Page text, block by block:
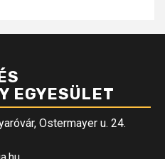
EGYESÜLET
Ostermayer u. 24.